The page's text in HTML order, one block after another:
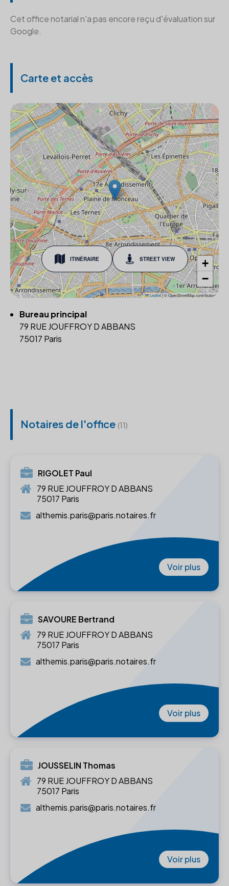
Cet office notarial n'a pas encore reçu d'évaluation sur
Google.
Carte et accès
ITINÉRAIRE STREET VIEW
+
−
Leaflet|© OpenStreetMap contributors
Bureau principal
79 RUE JOUFFROY D ABBANS
75017 Paris
Notaires de l'office (11)
RIGOLET Paul
79 RUE JOUFFROY D ABBANS
75017 Paris
althemis.paris@paris.notaires.fr
Voir plus
SAVOURE Bertrand
79 RUE JOUFFROY D ABBANS
75017 Paris
althemis.paris@paris.notaires.fr
Voir plus
JOUSSELIN Thomas
79 RUE JOUFFROY D ABBANS
75017 Paris
althemis.paris@paris.notaires.fr
Voir plus